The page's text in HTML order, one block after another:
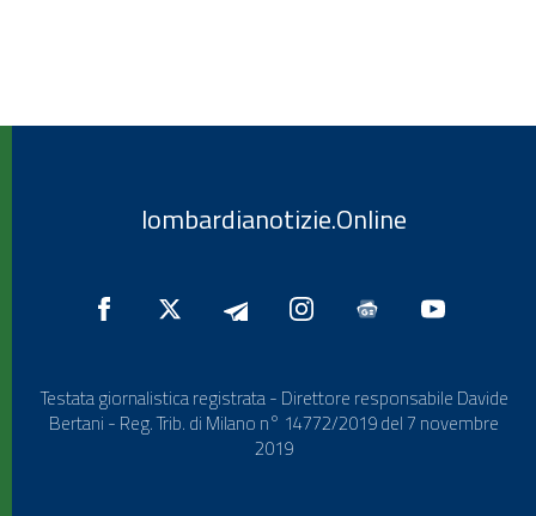
lombardianotizie.Online
Testata giornalistica registrata - Direttore responsabile Davide
Bertani - Reg. Trib. di Milano n° 14772/2019 del 7 novembre
2019